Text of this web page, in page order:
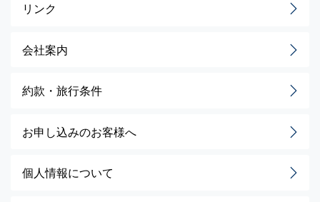
リンク
会社案内
約款・旅行条件
お申し込みのお客様へ
個人情報について